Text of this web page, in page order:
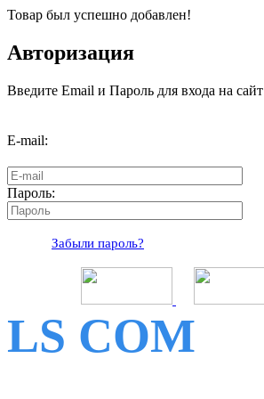
Товар был успешно добавлен!
Авторизация
Введите Email и Пароль для входа на сайт
E-mail:
Пароль:
Забыли пароль?
LS COM